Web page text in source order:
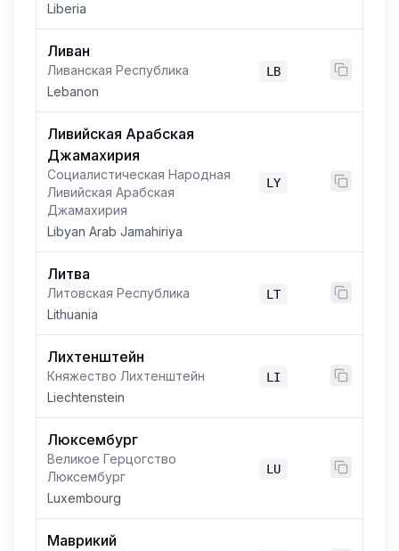
Liberia
Ливан
Ливанская Республика
Lebanon
LB
Ливийская Арабская
Джамахирия
Социалистическая Народная
Ливийская Арабская
Джамахирия
Libyan Arab Jamahiriya
LY
Литва
Литовская Республика
Lithuania
LT
Лихтенштейн
Княжество Лихтенштейн
Liechtenstein
LI
Люксембург
Великое Герцогство
Люксембург
Luxembourg
LU
Маврикий